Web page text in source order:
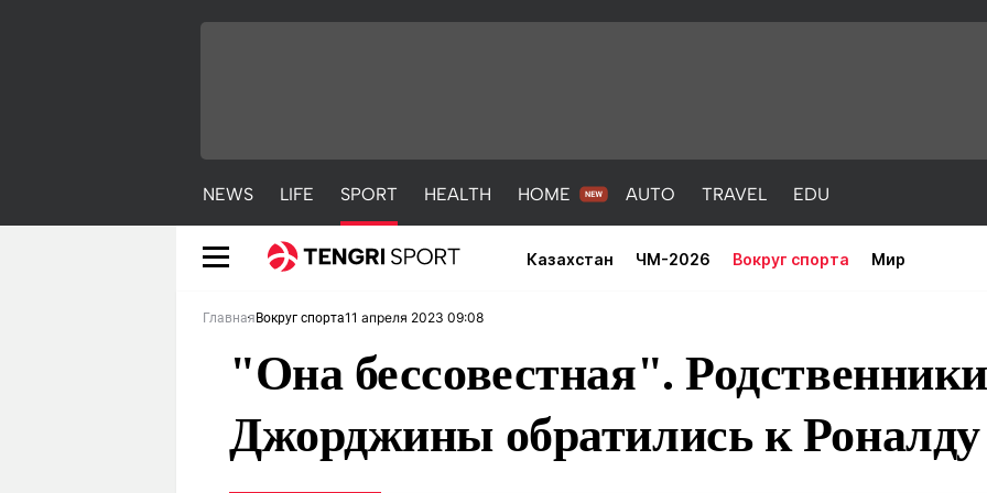
NEWS LIFE SPORT HEALTH HOME AUTO TRAVEL EDU
Казахстан ЧМ-2026 Вокруг спорта Мир
NEWS SPORT HOME
ГлавнаяВокруг спорта11 апреля 2023 09:08
"Она бессовестная". Родственники
Джорджины обратились к Роналду